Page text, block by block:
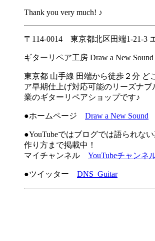
Thank you very much! ♪
〒114-0014 東京都北区田端1-21-3
ギターリペア工房 Draw a New Sound
東京都 山手線 田端から徒歩２分 ど
ア早期仕上げ対応可能のリーズナブ
業のギターリペアショップです♪
●ホームページ Draw a New Sound
●YouTubeではブログでは語られな
作り方まで掲載中！
マイチャンネル YouTubeチャンネ
●ツイッター DNS_Guitar